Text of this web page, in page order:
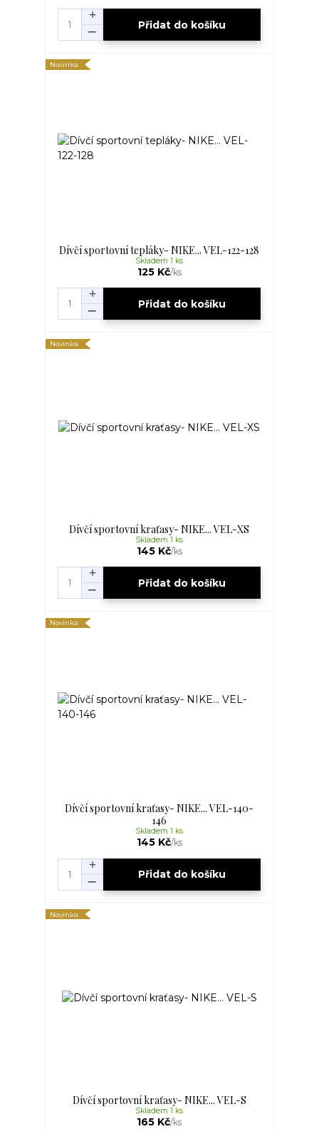
Přidat do košíku
Novinka
Dívčí sportovní tepláky- NIKE... VEL-122-128
125 Kč/ks
Skladem 1 ks
Přidat do košíku
Novinka
Dívčí sportovní kraťasy- NIKE... VEL-XS
145 Kč/ks
Skladem 1 ks
Přidat do košíku
Novinka
Dívčí sportovní kraťasy- NIKE... VEL-140-
146
145 Kč/ks
Skladem 1 ks
Přidat do košíku
Novinka
Dívčí sportovní kraťasy- NIKE... VEL-S
165 Kč/ks
Skladem 1 ks